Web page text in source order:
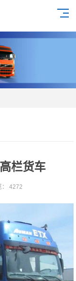
栏货车
4272